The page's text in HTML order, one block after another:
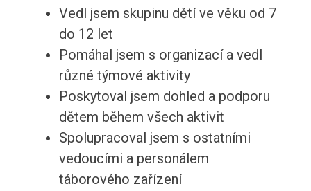
Vedl jsem skupinu dětí ve věku od 7
do 12 let
Pomáhal jsem s organizací a vedl
různé týmové aktivity
Poskytoval jsem dohled a podporu
dětem během všech aktivit
Spolupracoval jsem s ostatními
vedoucími a personálem
táborového zařízení